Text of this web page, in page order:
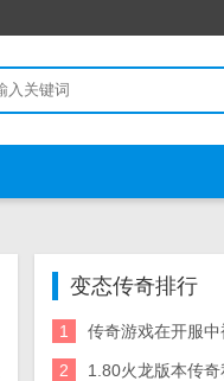
变态传奇排行
1 传奇游戏在开服
2 1.80火龙版本传奇私